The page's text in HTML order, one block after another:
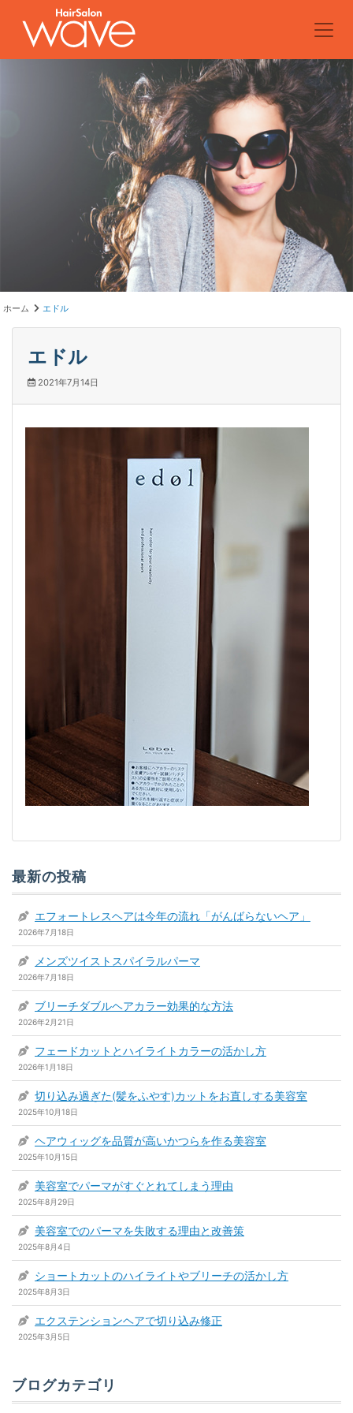
ホーム エドル
エドル
2021年7月14日
最新の投稿
エフォートレスヘアは今年の流れ「がんばらないヘア」
2026年7月18日
メンズツイストスパイラルパーマ
2026年7月18日
ブリーチダブルヘアカラー効果的な方法
2026年2月21日
フェードカットとハイライトカラーの活かし方
2026年1月18日
切り込み過ぎた(髪をふやす)カットをお直しする美容室
2025年10月18日
ヘアウィッグを品質が高いかつらを作る美容室
2025年10月15日
美容室でパーマがすぐとれてしまう理由
2025年8月29日
美容室でのパーマを失敗する理由と改善策
2025年8月4日
ショートカットのハイライトやブリーチの活かし方
2025年8月3日
エクステンションヘアで切り込み修正
2025年3月5日
ブログカテゴリ